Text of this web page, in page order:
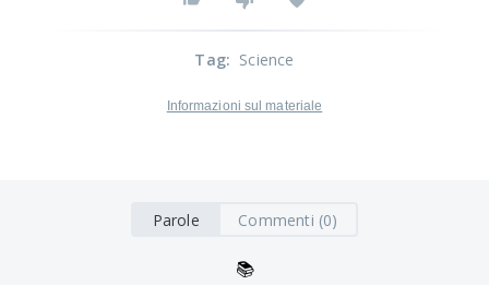
Tag: Science
Informazioni sul materiale
Parole Commenti (0)
📚